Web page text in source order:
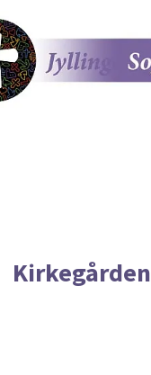
Kirkegården